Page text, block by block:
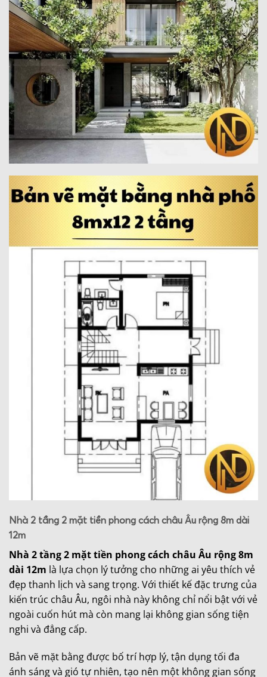
Nhà 2 tầng 2 mặt tiền phong cách châu Âu rộng 8m dài
12m
Nhà 2 tầng 2 mặt tiền phong cách châu Âu rộng 8m
dài 12m là lựa chọn lý tưởng cho những ai yêu thích vẻ
đẹp thanh lịch và sang trọng. Với thiết kế đặc trưng của
kiến trúc châu Âu, ngôi nhà này không chỉ nổi bật với vẻ
ngoài cuốn hút mà còn mang lại không gian sống tiện
nghi và đẳng cấp.
Bản vẽ mặt bằng được bố trí hợp lý, tận dụng tối đa
ánh sáng và gió tự nhiên, tạo nên một không gian sống